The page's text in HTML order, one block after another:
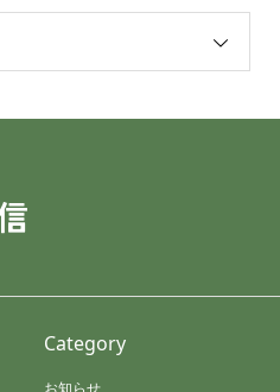
Category
お知らせ